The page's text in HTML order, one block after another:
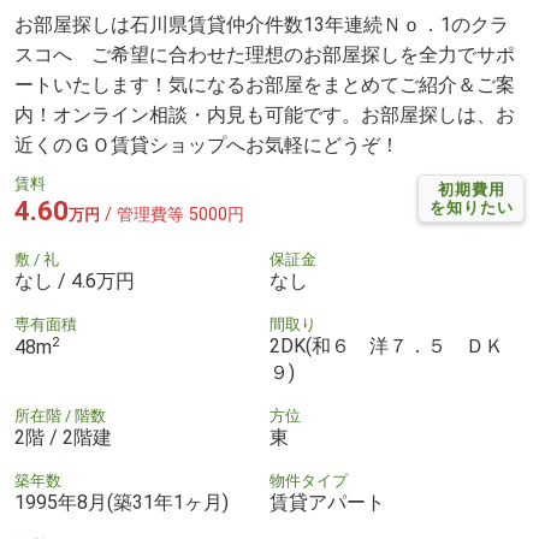
お部屋探しは石川県賃貸仲介件数13年連続Ｎｏ．1のクラ
スコへ ご希望に合わせた理想のお部屋探しを全力でサポ
ートいたします！気になるお部屋をまとめてご紹介＆ご案
内！オンライン相談・内見も可能です。お部屋探しは、お
近くのＧＯ賃貸ショップへお気軽にどうぞ！
初期費用
を知りたい
賃料
4.60万円 / 管理費等 5000円
敷 / 礼
なし / 4.6万円
保証金
なし
専有面積
48m2
間取り
2DK(和６ 洋７．５ ＤＫ
９)
所在階 / 階数
2階 / 2階建
方位
東
築年数
1995年8月(築31年1ヶ月)
物件タイプ
賃貸アパート